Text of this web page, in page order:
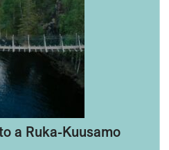
a Ruka-Kuusamo